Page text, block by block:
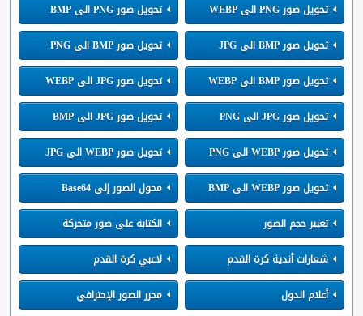
تحويل صور PNG الى WEBP
تحويل صور PNG الى BMP
تحويل صور BMP الى JPG
تحويل صور BMP الى PNG
تحويل صور BMP الى WEBP
تحويل صور JPG الى WEBP
تحويل صور JPG الى PNG
تحويل صور JPG الى BMP
تحويل صور WEBP الى PNG
تحويل صور WEBP الى JPG
تحويل صور WEBP الى BMP
محول الصور إلى Base64
تغيير حجم الصور
الكتابة على صور متحركة
شعارات أندية كرة القدم
لاعبي كرة القدم
أعلام الدول
محرر الصور الإحترافي